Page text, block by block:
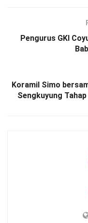
Pengurus GKI
Koramil Simo
Sengkuyung